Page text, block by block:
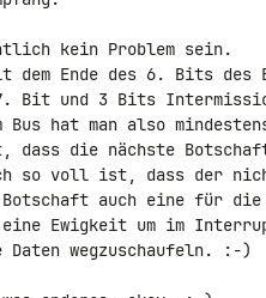
kein Problem sein.
Ende des 6. Bits des
7. Bit und 3 Bits
Bus hat man also
dass die nächste
so voll ist, dass der
auch eine für die
Ewigkeit um im
wegzuschaufeln. :-)